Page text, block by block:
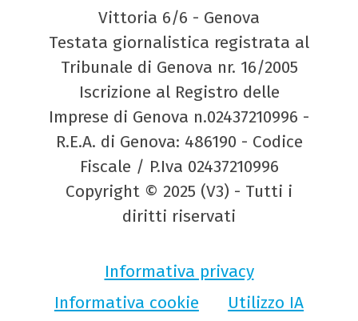
Vittoria 6/6 - Genova
Testata giornalistica registrata al
Tribunale di Genova nr. 16/2005
Iscrizione al Registro delle
Imprese di Genova n.02437210996 -
R.E.A. di Genova: 486190 - Codice
Fiscale / P.Iva 02437210996
Copyright © 2025 (V3) - Tutti i
diritti riservati
Informativa privacy
Informativa cookie
Utilizzo IA